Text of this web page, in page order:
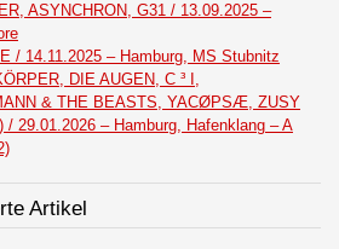
ASYNCHRON, G31 / 13.09.2025 –
/ 14.11.2025 – Hamburg, MS Stubnitz
DIE AUGEN, C ³ I,
& THE BEASTS, YACØPSÆ, ZUSY
/ 29.01.2026 – Hamburg, Hafenklang – A
Artikel